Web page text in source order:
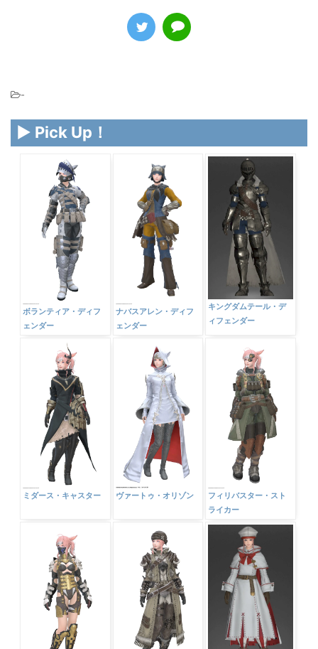
-
▶ Pick Up！
ボランティア・ディフ
ェンダー
ナバスアレン・ディフ
ェンダー
キングダムテール・デ
ィフェンダー
ミダース・キャスター ヴァートゥ・オリゾン
フィリバスター・スト
ライカー